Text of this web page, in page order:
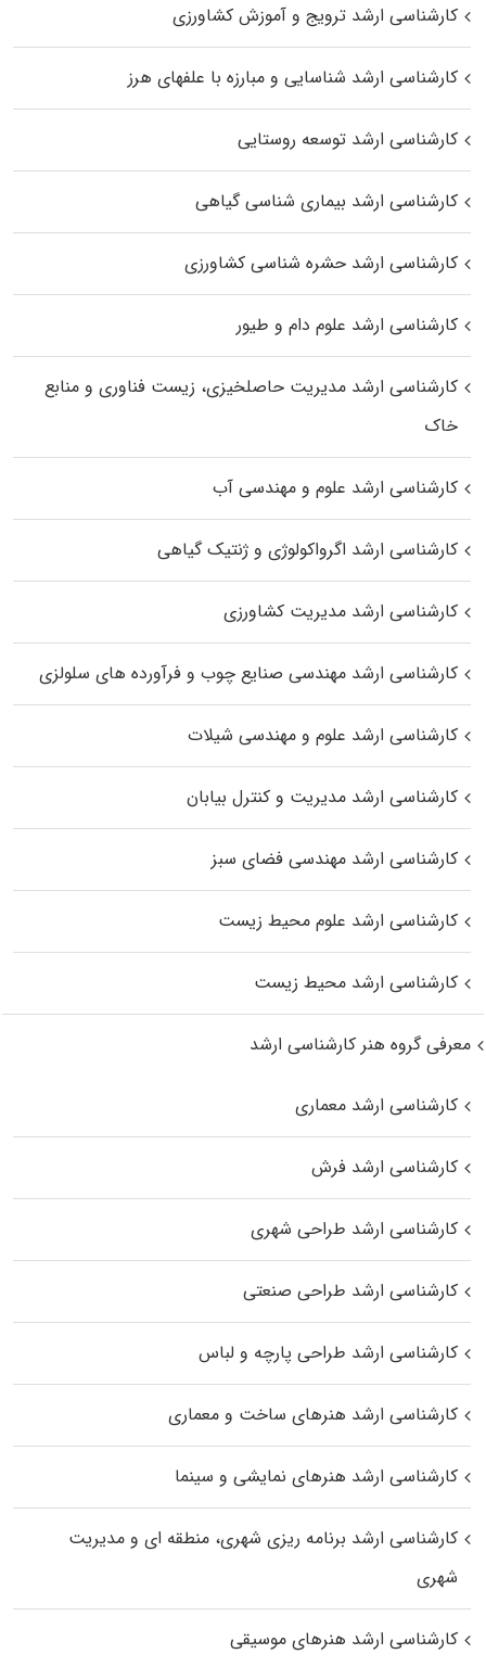
کارشناسی ارشد ترویج و آموزش کشاورزی
کارشناسی ارشد شناسایی و مبارزه با علفهای هرز
کارشناسی ارشد توسعه روستایی
کارشناسی ارشد بیماری‌ شناسی گیاهی
کارشناسی ارشد حشره‌ شناسی کشاورزی
کارشناسی ارشد علوم دام و طیور
کارشناسی ارشد مدیریت حاصلخیزی، زیست فناوری و منابع
خاک
کارشناسی ارشد علوم و مهندسی آب
کارشناسی ارشد اگرواکولوژی و ژنتیک گیاهی
کارشناسی ارشد مدیریت کشاورزی
کارشناسی ارشد مهندسی صنایع چوب و فرآورده‌ های سلولزی
کارشناسی ارشد علوم و مهندسی شیلات
کارشناسی ارشد مدیریت و کنترل بیابان
کارشناسی ارشد مهندسی فضای سبز
کارشناسی ارشد علوم محیط‌ زیست
کارشناسی ارشد محیط زیست
معرفی گروه هنر کارشناسی ارشد
کارشناسی ارشد معماری
کارشناسی ارشد فرش
کارشناسی ارشد طراحی شهری
کارشناسی ارشد طراحی صنعتی
کارشناسی ارشد طراحی پارچه و لباس
کارشناسی ارشد هنرهای ساخت و معماری
کارشناسی ارشد هنرهای نمایشی و سینما
کارشناسی ارشد برنامه ریزی شهری، منطقه‌ ای و مدیریت
شهری
کارشناسی ارشد هنرهای موسیقی